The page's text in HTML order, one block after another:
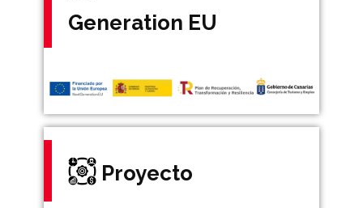
Generation EU
Proyecto